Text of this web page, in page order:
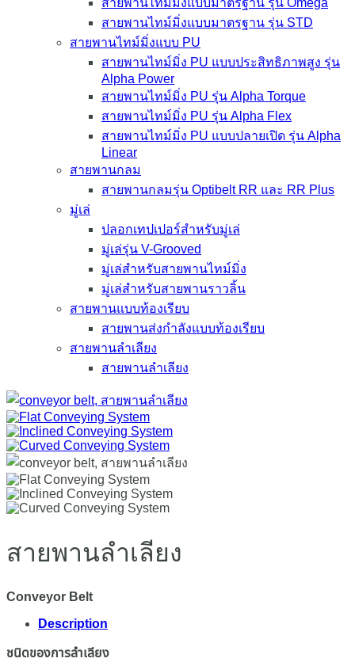
สายพานไทม์มิ่งแบบมาตรฐาน รุ่น Omega
สายพานไทม์มิ่งแบบมาตรฐาน รุ่น STD
สายพานไทม์มิ่งแบบ PU
สายพานไทม์มิ่ง PU แบบประสิทธิภาพสูง รุ่น
Alpha Power
สายพานไทม์มิ่ง PU รุ่น Alpha Torque
สายพานไทม์มิ่ง PU รุ่น Alpha Flex
สายพานไทม์มิ่ง PU แบบปลายเปิด รุ่น Alpha
Linear
สายพานกลม
สายพานกลมรุ่น Optibelt RR และ RR Plus
มู่เล่
ปลอกเทปเปอร์สำหรับมู่เล่
มู่เล่รุ่น V-Grooved
มู่เล่สำหรับสายพานไทม์มิ่ง
มู่เล่สำหรับสายพานราวลิ้น
สายพานแบบท้องเรียบ
สายพานส่งกำลังแบบท้องเรียบ
สายพานลำเลียง
สายพานลำเลียง
สายพานลำเลียง
Conveyor Belt
Description
ชนิดของการลำเลียง